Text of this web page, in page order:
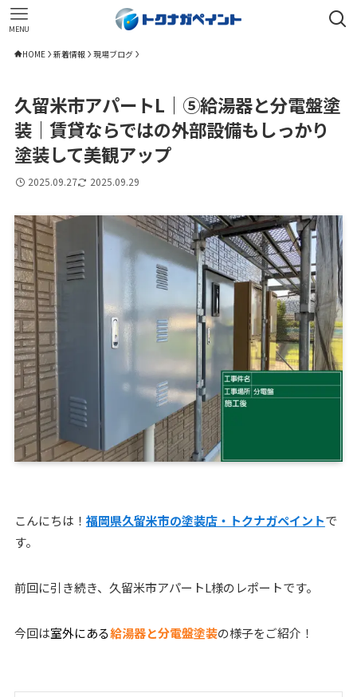
MENU
HOME 新着情報 現場ブログ
久留米市アパートL｜⑤給湯器と分電盤塗
装｜賃貸ならではの外部設備もしっかり
塗装して美観アップ
2025.09.27 2025.09.29
こんにちは！ 福岡県久留米市の塗装店・トクナガペイントで
す。
前回に引き続き、久留米市アパートL様のレポートです。
今回は室外にある給湯器と分電盤塗装の様子をご紹介！